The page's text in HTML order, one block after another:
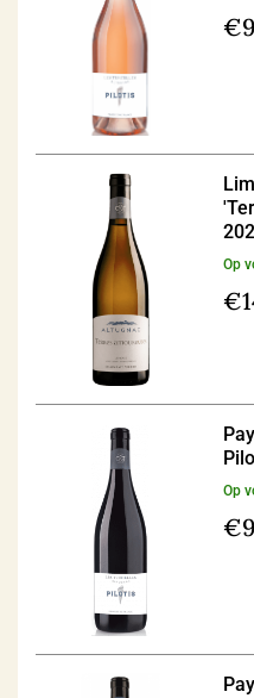
€
Op
€
Op
€